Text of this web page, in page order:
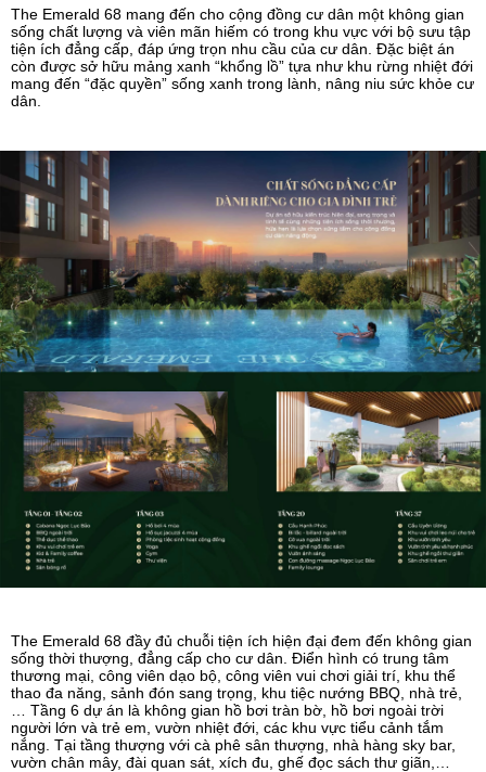
The Emerald 68 mang đến cho cộng đồng cư dân một không gian
sống chất lượng và viên mãn hiếm có trong khu vực với bộ sưu tập
tiện ích đẳng cấp, đáp ứng trọn nhu cầu của cư dân. Đặc biệt án
còn được sở hữu mảng xanh “khổng lồ” tựa như khu rừng nhiệt đới
mang đến “đặc quyền” sống xanh trong lành, nâng niu sức khỏe cư
dân.
The Emerald 68 đầy đủ chuỗi tiện ích hiện đại đem đến không gian
sống thời thượng, đẳng cấp cho cư dân. Điển hình có trung tâm
thương mại, công viên dạo bộ, công viên vui chơi giải trí, khu thể
thao đa năng, sảnh đón sang trọng, khu tiệc nướng BBQ, nhà trẻ,
… Tầng 6 dự án là không gian hồ bơi tràn bờ, hồ bơi ngoài trời
người lớn và trẻ em, vườn nhiệt đới, các khu vực tiểu cảnh tắm
nắng. Tại tầng thượng với cà phê sân thượng, nhà hàng sky bar,
vườn chân mây, đài quan sát, xích đu, ghế đọc sách thư giãn,…